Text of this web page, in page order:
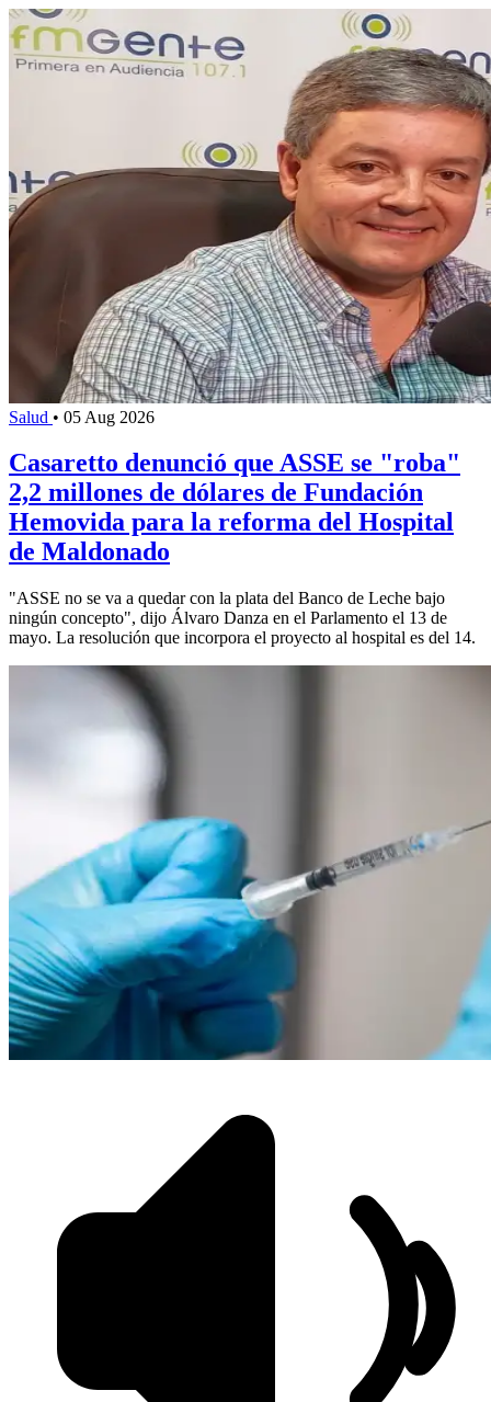
Salud • 05 Aug 2026
Casaretto denunció que ASSE se "roba"
2,2 millones de dólares de Fundación
Hemovida para la reforma del Hospital
de Maldonado
"ASSE no se va a quedar con la plata del Banco de Leche bajo
ningún concepto", dijo Álvaro Danza en el Parlamento el 13 de
mayo. La resolución que incorpora el proyecto al hospital es del 14.